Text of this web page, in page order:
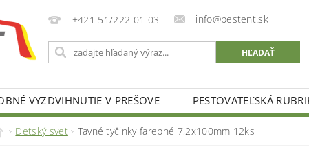
+421 51/222 01 03 info@bestent.sk
VYZDVIHNUTIE V PREŠOVE PESTOVATEĽSKÁ
Detský svet Tavné tyčinky farebné 7,2x100mm 12ks